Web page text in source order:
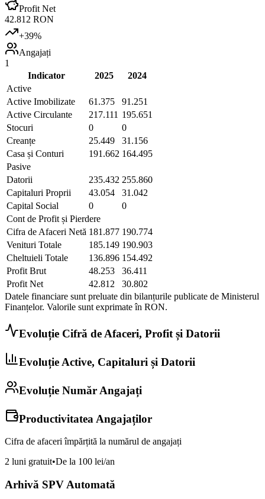
Profit Net
42.812 RON
+39%
Angajați
1
Indicator
2025
2024
Active
Active Imobilizate
61.375
91.251
Active Circulante
217.111 195.651
Stocuri
0
0
Creanțe
25.449
31.156
Casa și Conturi
191.662 164.495
Pasive
Datorii
235.432 255.860
Capitaluri Proprii
43.054
31.042
Capital Social
0
0
Cont de Profit și Pierdere
Cifra de Afaceri Netă 181.877 190.774
Venituri Totale
185.149 190.903
Cheltuieli Totale
136.896 154.492
Profit Brut
48.253
36.411
Profit Net
42.812
30.802
Datele financiare sunt preluate din bilanțurile publicate de Ministerul
Finanțelor. Valorile sunt exprimate în RON.
Evoluție Cifră de Afaceri, Profit și Datorii
Evoluție Active, Capitaluri și Datorii
Evoluție Număr Angajați
Productivitatea Angajaților
Cifra de afaceri împărțită la numărul de angajați
2 luni gratuit•De la 100 lei/an
Arhivă SPV Automată